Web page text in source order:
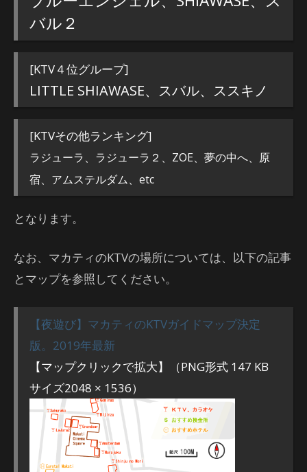
バル２
[KTV４位グループ]
LITTLE SHIAWASE、スバル、ススキノ
[KTVその他ランキング]
ラジューラ、ラジューラ２、ZOE、夢の中へ、原
宿、アムステルダム、etc
となります。
なお、マカティのKTVの場所については、以下の記事
とマップを参照してください。
【夜遊び】マカティのKTVガイドマップ決定
版。2019年最新
【マップクリックで拡大】（PNG形式 147 KB
サイズ2048 × 1536）